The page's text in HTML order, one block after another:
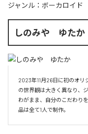
ジャンル： ボーカロイド
しのみや ゆたか
2023年11月26日に初のオリ
の世界観は大きく異なり、
わがまま、自分のこだわり
品は全て1人で制作。